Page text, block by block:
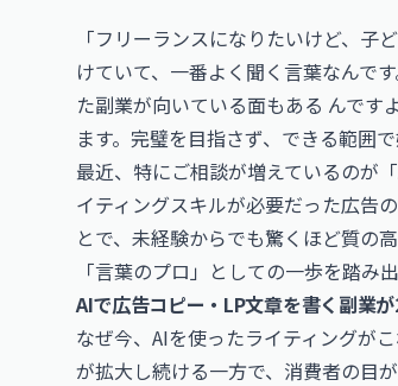
「フリーランスになりたいけど、
けていて、一番よく聞く言葉なんで
た副業が向いている面もある んです
ます。完璧を目指さず、できる範囲
最近、特にご相談が増えているのが
イティングスキルが必要だった広告の
とで、未経験からでも驚くほど質の
「言葉のプロ」としての一歩を踏み
AIで広告コピー・LP文章を書く副業
なぜ今、AIを使ったライティングが
が拡大し続ける一方で、消費者の目